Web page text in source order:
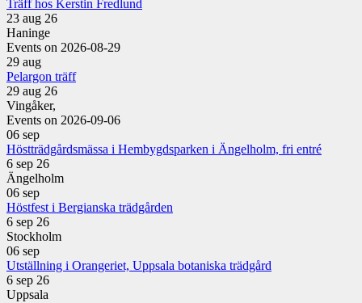
Träff hos Kerstin Fredlund
23 aug 26
Haninge
Events on 2026-08-29
29 aug
Pelargon träff
29 aug 26
Vingåker,
Events on 2026-09-06
06 sep
Höstträdgårdsmässa i Hembygdsparken i Ängelholm, fri entré
6 sep 26
Ängelholm
06 sep
Höstfest i Bergianska trädgården
6 sep 26
Stockholm
06 sep
Utställning i Orangeriet, Uppsala botaniska trädgård
6 sep 26
Uppsala